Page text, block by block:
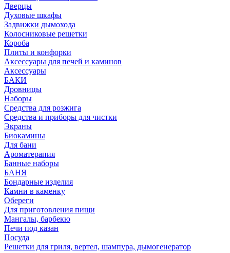
Дверцы
Духовые шкафы
Задвижки дымохода
Колосниковые решетки
Короба
Плиты и конфорки
Аксессуары для печей и каминов
Аксессуары
БАКИ
Дровницы
Наборы
Средства для розжига
Средства и приборы для чистки
Экраны
Биокамины
Для бани
Ароматерапия
Банные наборы
БАНЯ
Бондарные изделия
Камни в каменку
Обереги
Для приготовления пищи
Мангалы, барбекю
Печи под казан
Посуда
Решетки для гриля, вертел, шампура, дымогенератор